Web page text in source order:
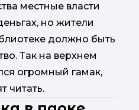
местные власти
но жители
должно быть
Так на верхнем
огромный гамак,
читать.